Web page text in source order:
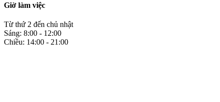
Giờ làm việc
Từ thứ 2 đến chủ nhật
Sáng: 8:00 - 12:00
Chiều: 14:00 - 21:00